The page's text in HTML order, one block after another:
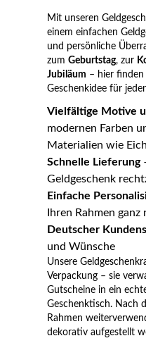
Mit unseren
einem einfachen
und persönliche
zum Geburtstag, zur
Jubiläum – hier finden
Geschenkidee für
Vielfältige Motive
modernen Farben
Materialien wie
Schnelle Lieferung
Geldgeschenk
Einfache
Ihren Rahmen
Deutscher
und Wünsche
Unsere
Verpackung – sie
Gutscheine in ein
Geschenktisch. Nach
Rahmen
dekorativ aufgestellt